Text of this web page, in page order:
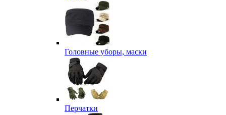
Головные уборы, маски
Перчатки